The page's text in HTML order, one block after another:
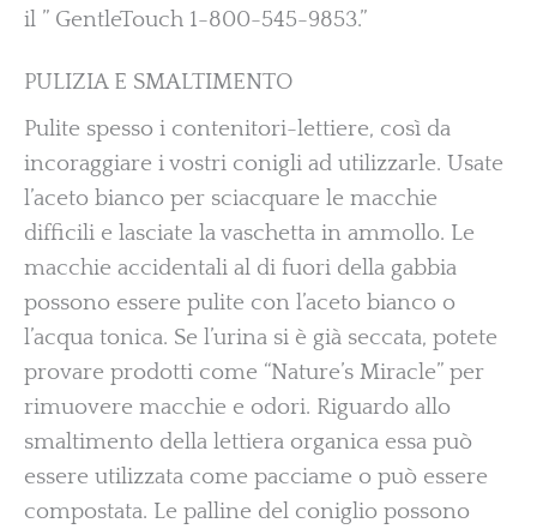
il ” GentleTouch 1-800-545-9853.”
PULIZIA E SMALTIMENTO
Pulite spesso i contenitori-lettiere, così da
incoraggiare i vostri conigli ad utilizzarle. Usate
l’aceto bianco per sciacquare le macchie
difficili e lasciate la vaschetta in ammollo. Le
macchie accidentali al di fuori della gabbia
possono essere pulite con l’aceto bianco o
l’acqua tonica. Se l’urina si è già seccata, potete
provare prodotti come “Nature’s Miracle” per
rimuovere macchie e odori. Riguardo allo
smaltimento della lettiera organica essa può
essere utilizzata come pacciame o può essere
compostata. Le palline del coniglio possono